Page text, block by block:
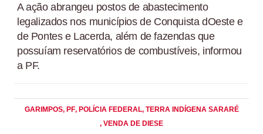
A ação abrangeu postos de abastecimento
legalizados nos municípios de Conquista dOeste e
de Pontes e Lacerda, além de fazendas que
possuíam reservatórios de combustíveis, informou
a PF.
GARIMPOS, PF, POLÍCIA FEDERAL, TERRA INDÍGENA SARARÉ
, VENDA DE DIESE